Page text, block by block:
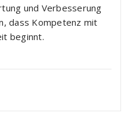
und Verbesserung
dass Kompetenz mit
beginnt.